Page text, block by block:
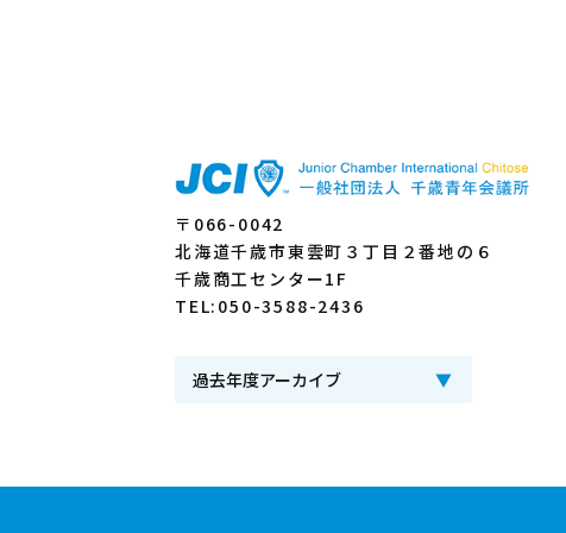
〒066-0042
北海道千歳市東雲町３丁目２番地の６
千歳商工センター1F
TEL:050-3588-2436